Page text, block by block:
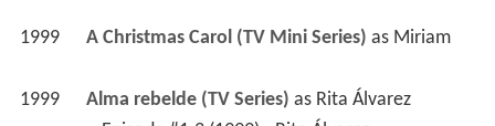
1999 A Christmas Carol (TV Mini Series) as Miriam
1999 Alma rebelde (TV Series) as Rita Álvarez